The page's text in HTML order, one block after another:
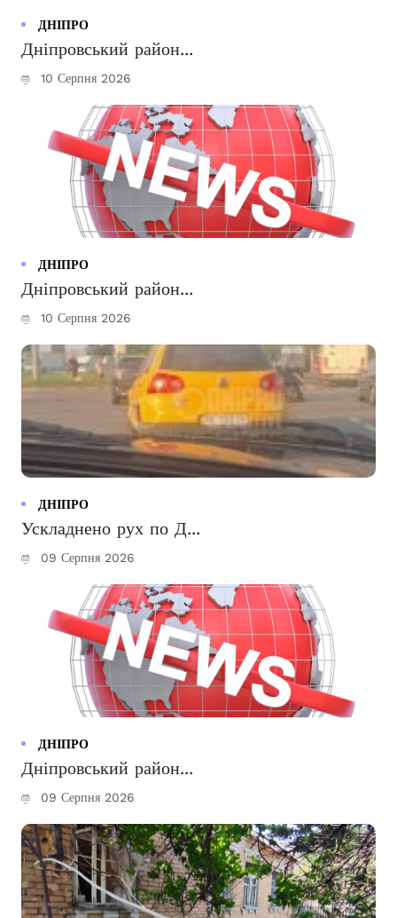
ДНІПРО
Дніпровський район...
10 Серпня 2026
ДНІПРО
Дніпровський район...
10 Серпня 2026
ДНІПРО
Ускладнено рух по Д...
09 Серпня 2026
ДНІПРО
Дніпровський район...
09 Серпня 2026